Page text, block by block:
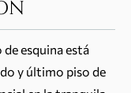
esquina está
y último piso de